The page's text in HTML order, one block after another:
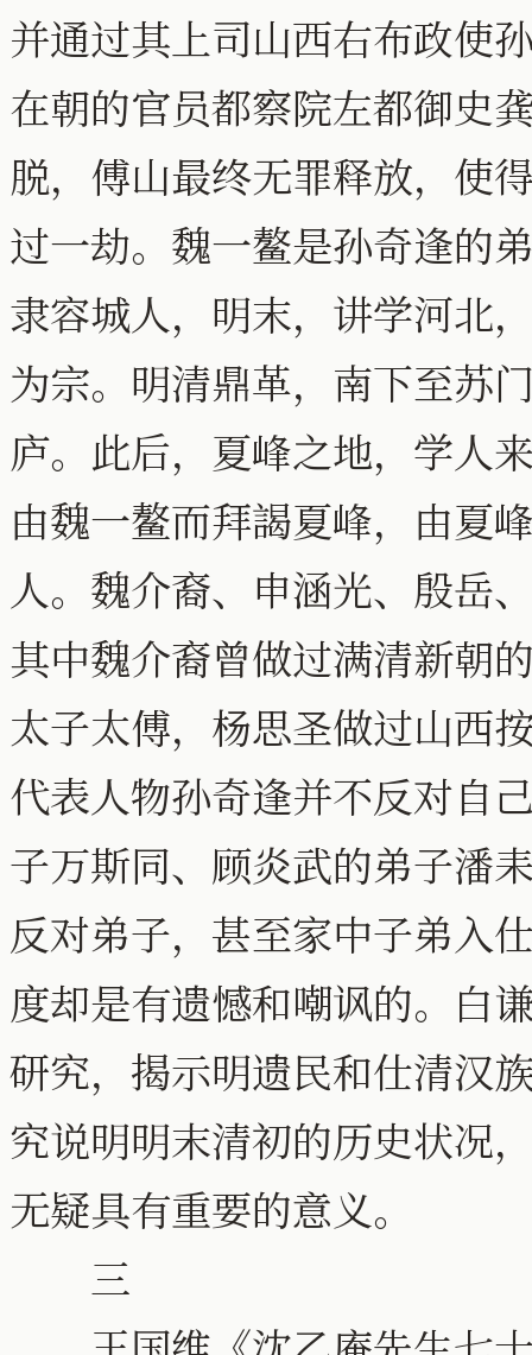
并通过其上司山西右布政使
在朝的官员都察院左都御史
脱，傅山最终无罪释放，
过一劫。魏一鳌是孙奇逢的
隶容城人，明末，讲学河北
为宗。明清鼎革，南下至苏
庐。此后，夏峰之地，学人
由魏一鳌而拜謁夏峰，由夏
人。魏介裔、申涵光、殷岳
其中魏介裔曾做过满清新朝
太子太傅，杨思圣做过山西
代表人物孙奇逢并不反对自
子万斯同、顾炎武的弟子潘
反对弟子，甚至家中子弟入
度却是有遗憾和嘲讽的。白
研究，揭示明遗民和仕清汉
究说明明末清初的历史状况
无疑具有重要的意义。
三